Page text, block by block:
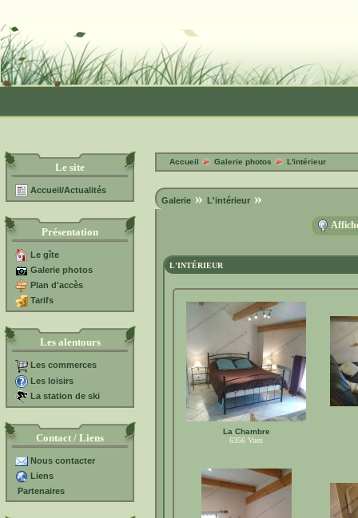
Le site
Accueil/Actualités
Présentation
Le gîte
Galerie photos
Plan d'accès
Tarifs
Les alentours
Les commerces
Les loisirs
La station de ski
Contact / Liens
Nous contacter
Liens
Partenaires
Accueil Galerie photos L'intérieur
Galerie » L'intérieur »
L'INTÉRIEUR
La Chambre
6356 Vues